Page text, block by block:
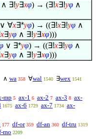
∧ ∃!y∃xφ) → (∃!x∃!yφ ∧
∨ ∀x∃*yφ) → ((∃!x∃!yφ ∧
x∃yφ ∧ ∃!y∃xφ)))
∨ ∃*yφ) → ((∃!x∃!yφ ∧
x∃yφ ∧ ∃!y∃xφ)))
∧ wa 358 ∀wal 1540 ∃wex 1541
mp 5 ax-1 6 ax-2 7 ax-3 8 ax-
1675 ax-6 1729 ax-7 1734 ax-
177 df-or 359 df-an 360 df-tru 1319
mo 2209